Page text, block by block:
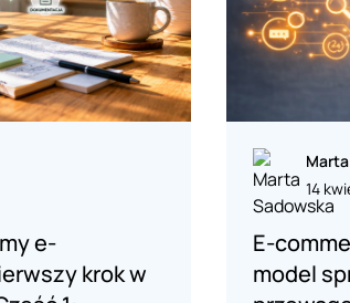
e-
krok w
14
E-
model